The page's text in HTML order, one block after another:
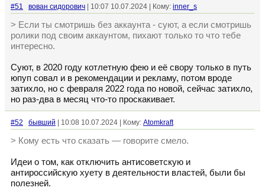
#51 вован сидорович | 10:07 10.07.2024 | Кому: inner_s
> Если ты смотришь без аккаунта - суют, а если смотришь
ролики под своим аккаунтом, пихают только то что тебе
интересно.
Суют, в 2020 году котлетную фею и её свору только в путь
юпуп совал и в рекомендации и рекламу, потом вроде
затихло, но с февраля 2022 года по новой, сейчас затихло,
но раз-два в месяц что-то проскакивает.
#52 бывший | 10:08 10.07.2024 | Кому: Atomkraft
> Кому есть что сказать — говорите смело.
Идеи о том, как отключить антисоветскую и
антироссийскую хуету в деятельности властей, были бы
полезней.